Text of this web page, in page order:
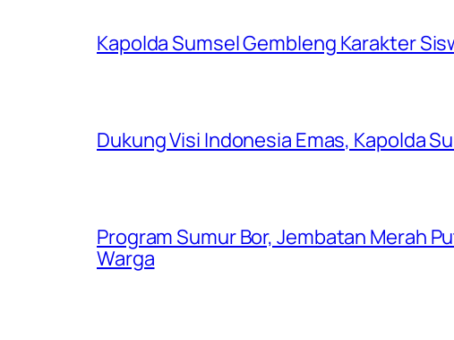
Kapolda Sumsel Gembleng Karakter
Dukung Visi Indonesia Emas, Kapolda
Program Sumur Bor, Jembatan Merah
Warga